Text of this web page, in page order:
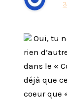
Oui, tu
rien
dans le «
déjà que
coeur que